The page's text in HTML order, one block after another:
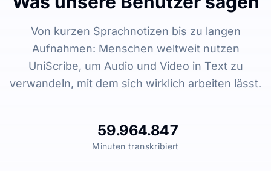
Von kurzen Sprachnotizen bis zu langen
Aufnahmen: Menschen weltweit nutzen
UniScribe, um Audio und Video in Text zu
verwandeln, mit dem sich wirklich arbeiten lässt.
59.964.847
Minuten transkribiert